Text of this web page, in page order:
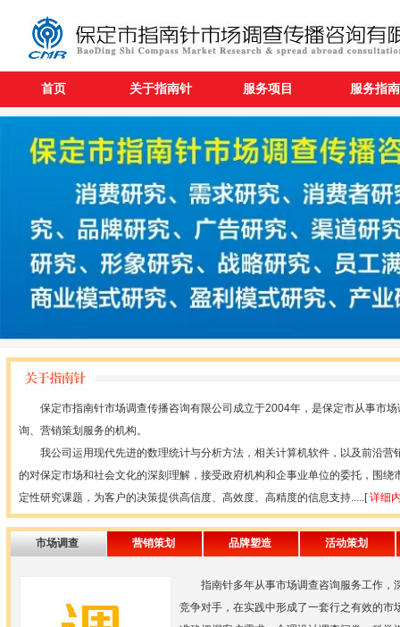
首页 关于指南针 服务项目 服务指南
保定市指南针市场调查传播咨询有限公司成立于2004年，是保定市从事市场
询、营销策划服务的机构。
我公司运用现代先进的数理统计与分析方法，相关计算机软件，以及前沿营
的对保定市场和社会文化的深刻理解，接受政府机构和企事业单位的委托，围
定性研究课题，为客户的决策提供高信度、高效度、高精度的信息支持.....[详细
市场调查 营销策划 品牌塑造 活动策划
指南针多年从事市场调查咨询服务工作，
竞争对手，在实践中形成了一套行之有效的